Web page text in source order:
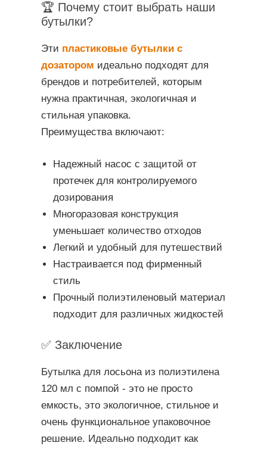
🏆 Почему стоит выбрать наши
бутылки?
Эти пластиковые бутылки с
дозатором идеально подходят для
брендов и потребителей, которым
нужна практичная, экологичная и
стильная упаковка.
Преимущества включают:
Надежный насос с защитой от
протечек для контролируемого
дозирования
Многоразовая конструкция
уменьшает количество отходов
Легкий и удобный для путешествий
Настраивается под фирменный
стиль
Прочный полиэтиленовый материал
подходит для различных жидкостей
✅ Заключение
Бутылка для лосьона из полиэтилена
120 мл с помпой - это не просто
емкость, это экологичное, стильное и
очень функциональное упаковочное
решение. Идеально подходит как